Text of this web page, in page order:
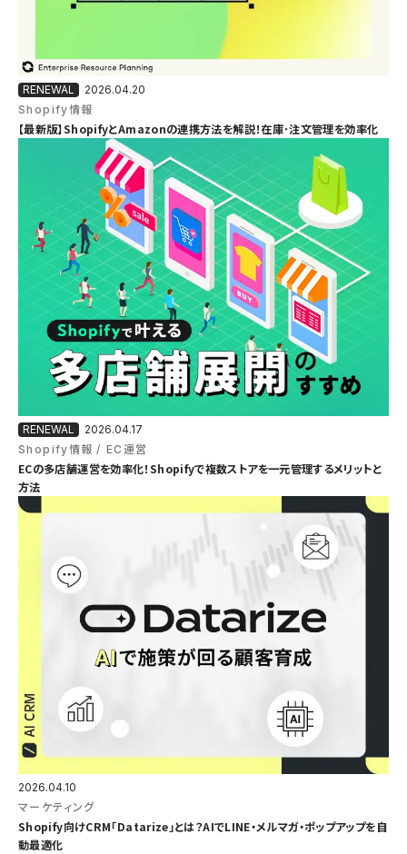
2026.04.20
Shopify情報
【最新版】ShopifyとAmazonの連携方法を解説！在庫･注文管理を効率化
2026.04.17
Shopify情報
EC運営
ECの多店舗運営を効率化！Shopifyで複数ストアを一元管理するメリットと
方法
2026.04.10
マーケティング
Shopify向けCRM「Datarize」とは？AIでLINE・メルマガ・ポップアップを自
動最適化